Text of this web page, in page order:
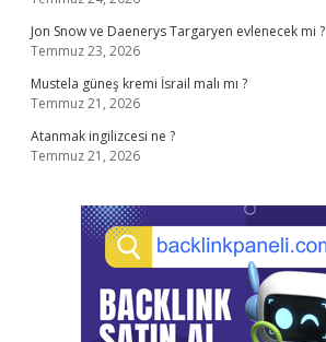
Jon Snow ve Daenerys Targaryen evlenecek mi ?
Temmuz 23, 2026
Mustela güneş kremi İsrail malı mı ?
Temmuz 21, 2026
Atanmak ingilizcesi ne ?
Temmuz 21, 2026